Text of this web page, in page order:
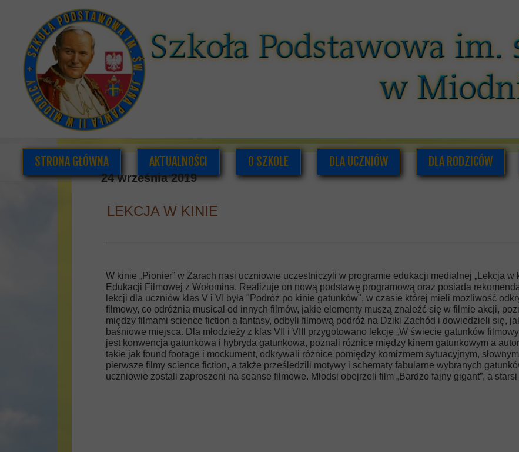
24 września 2019
W kinie „Pionier” w Żarach nasi uczniowie uczestniczyli w programie edukacji medialnej „Lekcja w
Edukacji Filmowej z Wołomina. Realizuje on nową podstawę programową oraz posiada
lekcji dla uczniów klas V i VI była "Podróż po kinie gatunków", w czasie której mieli możliwość
filmowy, co odróżnia musical od innych filmów, jakie elementy muszą znaleźć się w filmie akcji,
między filmami science fiction a fantasy, odbyli filmową podróż na Dziki Zachód i dowiedzieli się,
baśniowe miejsca. Dla młodzieży z klas VII i VIII przygotowano lekcję „W świecie gatunków
jest konwencja gatunkowa i hybryda gatunkowa, poznali różnice między kinem gatunkowym a
takie jak found footage i mockument, odkrywali różnice pomiędzy komizmem sytuacyjnym,
pierwsze filmy science fiction, a także prześledzili motywy i schematy fabularne wybranych
uczniowie zostali zaproszeni na seanse filmowe. Młodsi obejrzeli film „Bardzo fajny gigant”, a starsi
LEKCJA W KINIE
STRONA GŁÓWNA AKTUALNOŚCI O SZKOLE DLA UCZNIÓW DLA RODZICÓW